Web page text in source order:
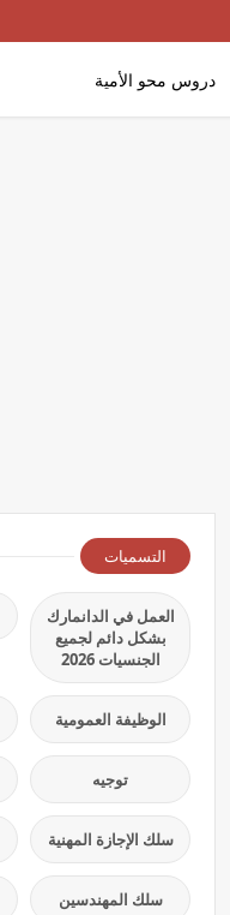
دروس محو الأمية
التسميات
العمل في الدانمارك
بشكل دائم لجميع
الجنسيات 2026
الوظيفة العمومية
توجيه
سلك الإجازة المهنية
سلك المهندسين